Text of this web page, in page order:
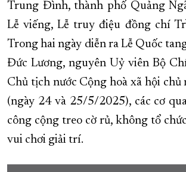
Trung Đình, thành phố Quảng
Lễ viếng, Lễ truy điệu đồng chí
Trong hai ngày diễn ra Lễ Quốc
Đức Lương, nguyên Uỷ viên Bộ
Chủ tịch nước Cộng hoà xã hội chủ
(ngày 24 và 25/5/2025), các cơ
công cộng treo cờ rủ, không tổ
vui chơi giải trí.